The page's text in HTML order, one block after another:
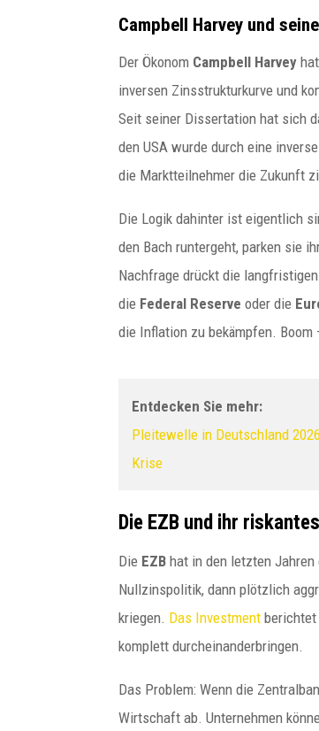
Campbell Harvey und
Der Ökonom Campbell Harvey
inversen Zinsstrukturkurve und
Seit seiner Dissertation hat sich
den USA wurde durch eine
die Marktteilnehmer die Zukunft
Die Logik dahinter ist eigentlich
den Bach runtergeht, parken sie
Nachfrage drückt die
die Federal Reserve oder die
die Inflation zu bekämpfen.
Entdecken Sie mehr:
Pleitewelle in Deutschland
Krise
Die EZB und ihr
Die EZB hat in den letzten
Nullzinspolitik, dann plötzlich
kriegen. Das Investment berichtet
komplett durcheinanderbringen.
Das Problem: Wenn die
Wirtschaft ab. Unternehmen